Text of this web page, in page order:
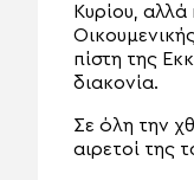
Κυρίου,
πίστη της
διακονία.
Σε όλη την
αιρετοί της